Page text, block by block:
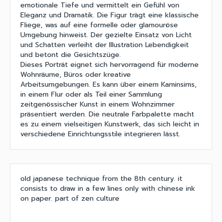
emotionale Tiefe und vermittelt ein Gefühl von
Eleganz und Dramatik. Die Figur trägt eine klassische
Fliege, was auf eine formelle oder glamouröse
Umgebung hinweist. Der gezielte Einsatz von Licht
und Schatten verleiht der Illustration Lebendigkeit
und betont die Gesichtszüge.
Dieses Porträt eignet sich hervorragend für moderne
Wohnräume, Büros oder kreative
Arbeitsumgebungen. Es kann über einem Kaminsims,
in einem Flur oder als Teil einer Sammlung
zeitgenössischer Kunst in einem Wohnzimmer
präsentiert werden. Die neutrale Farbpalette macht
es zu einem vielseitigen Kunstwerk, das sich leicht in
verschiedene Einrichtungsstile integrieren lässt.
old japanese technique from the 8th century. it
consists to draw in a few lines only with chinese ink
on paper. part of zen culture